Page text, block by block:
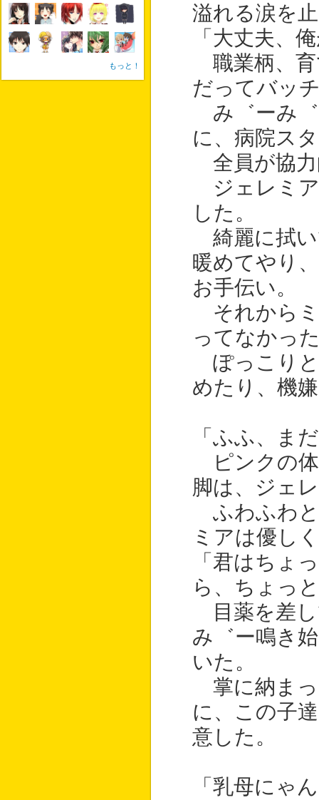
溢れる涙を
「大丈夫、
職業柄、育
だってバッ
み゛ーみ゛
に、病院ス
全員が協
ジェレミア
した。
綺麗に拭い
暖めてやり
お手伝い。
それからミ
ってなかっ
ぽっこりと
めたり、機
「ふふ、ま
ピンクの体
脚は、ジェ
ふわふわと
ミアは優し
「君はちょ
ら、ちょっ
目薬を差し
み゛ー鳴き
いた。
掌に納まっ
に、この子
意した。
「乳母にゃ
もっと！